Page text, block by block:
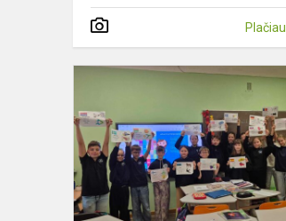
Plačiau